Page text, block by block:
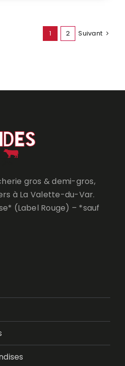
1 2 Suivant
gros & demi-gros,
à La Valette-du-Var.
(Label Rouge) – *sauf